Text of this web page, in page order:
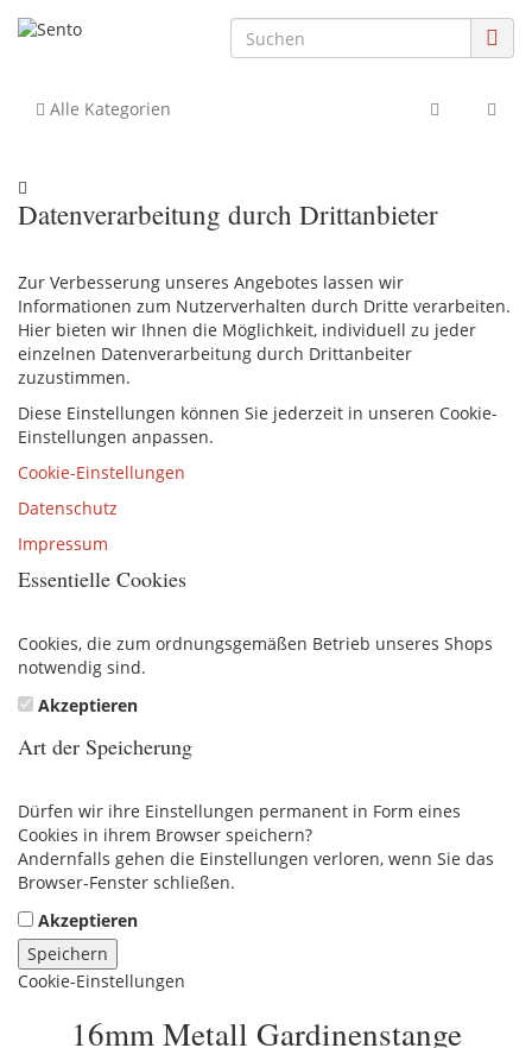
Alle Kategorien
Datenverarbeitung durch Drittanbieter
Zur Verbesserung unseres Angebotes lassen wir
Informationen zum Nutzerverhalten durch Dritte verarbeiten.
Hier bieten wir Ihnen die Möglichkeit, individuell zu jeder
einzelnen Datenverarbeitung durch Drittanbeiter
zuzustimmen.
Diese Einstellungen können Sie jederzeit in unseren Cookie-
Einstellungen anpassen.
Cookie-Einstellungen
Datenschutz
Impressum
Essentielle Cookies
Cookies, die zum ordnungsgemäßen Betrieb unseres Shops
notwendig sind.
Akzeptieren
Art der Speicherung
Dürfen wir ihre Einstellungen permanent in Form eines
Cookies in ihrem Browser speichern?
Andernfalls gehen die Einstellungen verloren, wenn Sie das
Browser-Fenster schließen.
Akzeptieren
Speichern
Cookie-Einstellungen
16mm Metall Gardinenstange